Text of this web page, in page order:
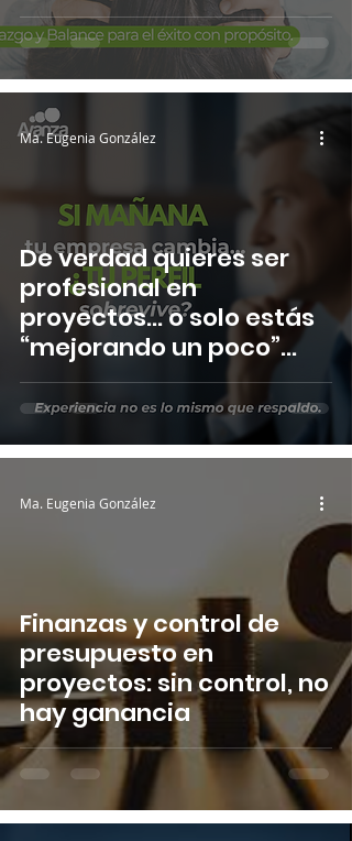
De verdad quieres ser
profesional en
proyectos… o solo estás
“mejorando un poco”
cuando tienes tiempo?
Ma. Eugenia González
Finanzas y control de
presupuesto en
proyectos: sin control, no
hay ganancia
Ma. Eugenia González